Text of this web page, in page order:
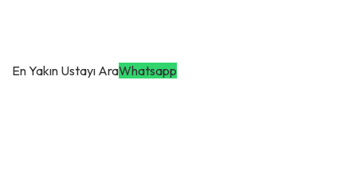
En Yakın Ustayı AraWhatsapp